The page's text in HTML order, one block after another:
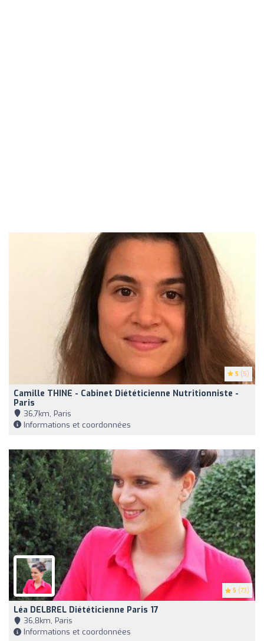
5 (5)
Camille THINE - Cabinet Diététicienne Nutritionniste -
Paris
36,7km, Paris
Informations et coordonnées
5 (73)
Léa DELBREL Diététicienne Paris 17
36,8km, Paris
Informations et coordonnées